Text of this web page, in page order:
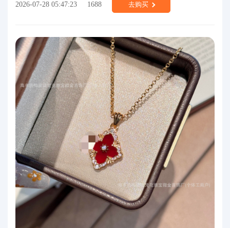
2026-07-28 05:47:23 1688 去购买